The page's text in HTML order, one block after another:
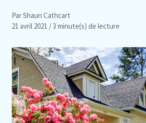
Par Shaun Cathcart
21 avril 2021 / 3 minute(s) de lecture